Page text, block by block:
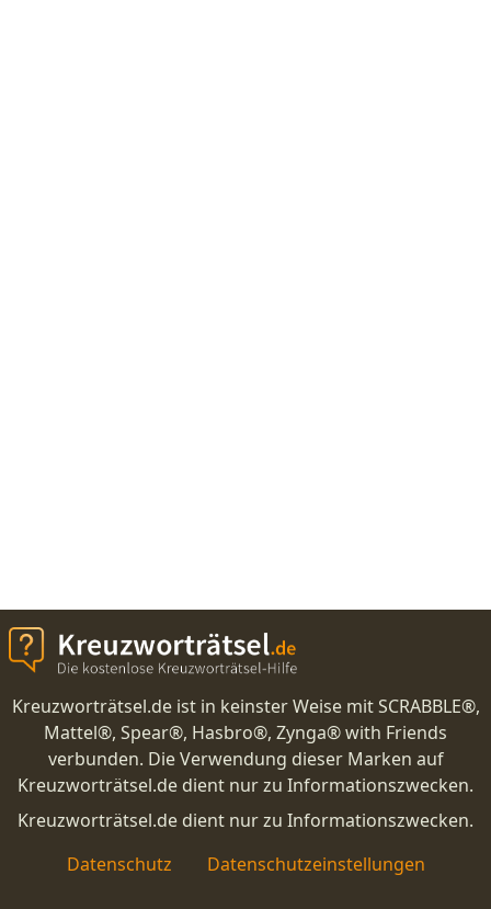
Kreuzworträtsel.de ist in keinster Weise mit SCRABBLE®,
Mattel®, Spear®, Hasbro®, Zynga® with Friends
verbunden. Die Verwendung dieser Marken auf
Kreuzworträtsel.de dient nur zu Informationszwecken.
Kreuzworträtsel.de dient nur zu Informationszwecken.
Datenschutz
Datenschutzeinstellungen